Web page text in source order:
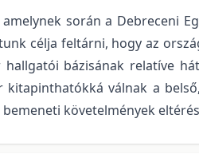
során a Debreceni
célja feltárni, hogy az
bázisának relatíve
válnak a
követelmények